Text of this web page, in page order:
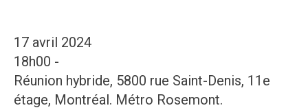
17 avril 2024
18h00 -
Réunion hybride, 5800 rue Saint-Denis, 11e
étage, Montréal. Métro Rosemont.